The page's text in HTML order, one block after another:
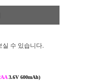
수 있습니다.
3.6V 600mAh)